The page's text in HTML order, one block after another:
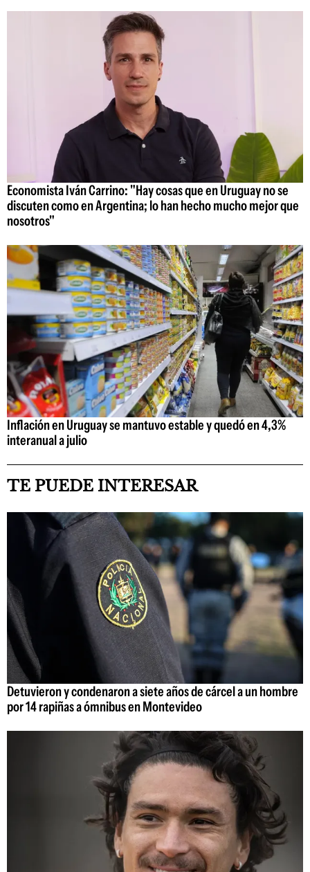
Economista Iván Carrino: "Hay cosas que en Uruguay no se
discuten como en Argentina; lo han hecho mucho mejor que
nosotros"
Inflación en Uruguay se mantuvo estable y quedó en 4,3%
interanual a julio
TE PUEDE INTERESAR
Detuvieron y condenaron a siete años de cárcel a un hombre
por 14 rapiñas a ómnibus en Montevideo